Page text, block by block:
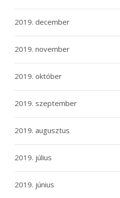
2019. december
2019. november
2019. október
2019. szeptember
2019. augusztus
2019. július
2019. június